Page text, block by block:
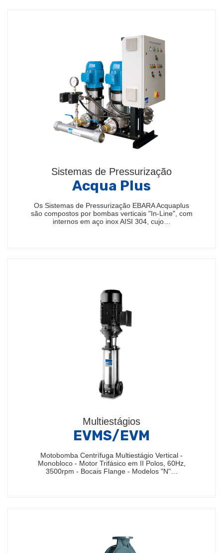
Sistemas de Pressurização
Acqua Plus
Os Sistemas de Pressurização EBARA Acquaplus
são compostos por bombas verticais "In-Line", com
internos em aço inox AISI 304, cujo…
Multiestágios
EVMS/EVM
Motobomba Centrífuga Multiestágio Vertical -
Monobloco - Motor Trifásico em II Polos, 60Hz,
3500rpm - Bocais Flange - Modelos "N"…